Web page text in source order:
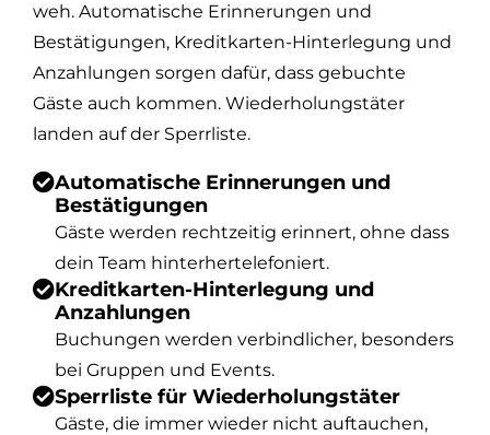
weh. Automatische Erinnerungen und
Bestätigungen, Kreditkarten-Hinterlegung und
Anzahlungen sorgen dafür, dass gebuchte
Gäste auch kommen. Wiederholungstäter
landen auf der Sperrliste.
Automatische Erinnerungen und
Bestätigungen
Gäste werden rechtzeitig erinnert, ohne dass
dein Team hinterhertelefoniert.
Kreditkarten-Hinterlegung und
Anzahlungen
Buchungen werden verbindlicher, besonders
bei Gruppen und Events.
Sperrliste für Wiederholungstäter
Gäste, die immer wieder nicht auftauchen,